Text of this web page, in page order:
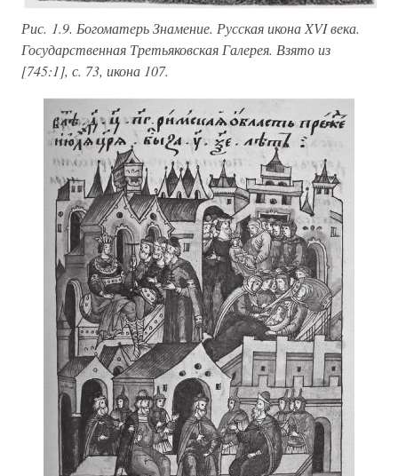
Рис. 1.9. Богоматерь Знамение. Русская икона XVI века.
Государственная Третьяковская Галерея. Взято из
[745:1], с. 73, икона 107.